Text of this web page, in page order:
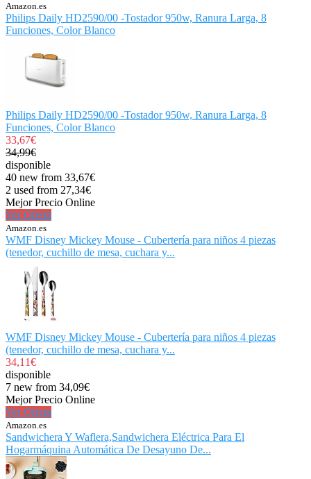
Amazon.es
Philips Daily HD2590/00 -Tostador 950w, Ranura Larga, 8
Funciones, Color Blanco
Philips Daily HD2590/00 -Tostador 950w, Ranura Larga, 8
Funciones, Color Blanco
33,67€
34,99€
disponible
40 new from 33,67€
2 used from 27,34€
Mejor Precio Online
Ver Oferta
Amazon.es
WMF Disney Mickey Mouse - Cubertería para niños 4 piezas
(tenedor, cuchillo de mesa, cuchara y...
WMF Disney Mickey Mouse - Cubertería para niños 4 piezas
(tenedor, cuchillo de mesa, cuchara y...
34,11€
disponible
7 new from 34,09€
Mejor Precio Online
Ver Oferta
Amazon.es
Sandwichera Y Waflera,Sandwichera Eléctrica Para El
Hogarmáquina Automática De Desayuno De...